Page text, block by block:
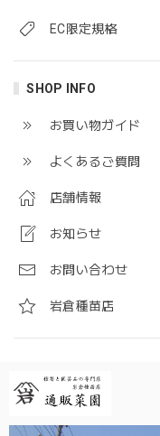
EC限定規格
SHOP INFO
お買い物ガイド
よくあるご質問
店舗情報
お知らせ
お問い合わせ
岩倉種苗店